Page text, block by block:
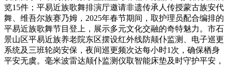
览15件；平易近族歌舞排演厅邀请非遗传承人传授蒙古族安代
舞、维吾尔族赛乃姆，2025年春节期间，取护理员配合编排的
平易近族歌舞节目登上，展示多元文化交融的奇特魅力。市石
景山区平易近族养老院东区摆设红外线防颠仆监测、电子巡更
系统及三班轮岗安保，夜间巡更频次达每小时1次，确保栖身
平安无虞。毫米波雷达颠仆监测仪取智能床垫及时守护平安，